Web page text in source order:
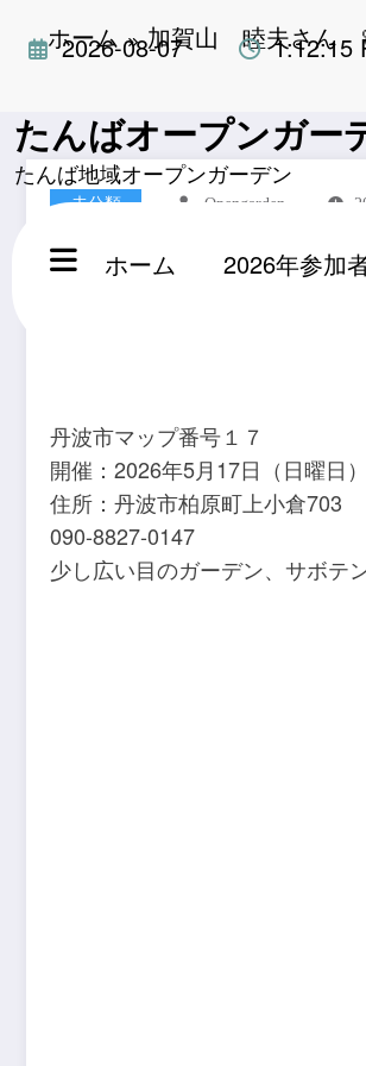
ツ
ス
2026-08-07 1:12:16
たんばオープンガ
たんば地域オープンガーデン
ホーム 2026年参加
ホーム 加賀山 睦夫さん
未分類 Opengarden
加賀山 睦
丹波市マップ番号１７
開催：2026年5月17日（日曜日
住所：丹波市柏原町上小倉703
090-8827-0147
少し広い目のガーデン、サボテ